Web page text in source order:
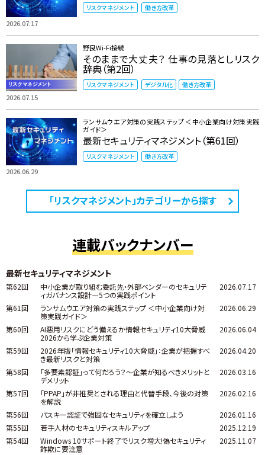
2026.07.17
リスクマネジメント 働き方改革
2026.07.15
野良Wi-Fi接続
そのままで大丈夫？ 仕事の見落としリスク
辞典（第2回）
リスクマネジメント デジタル化 働き方改革
2026.06.29
ランサムウエア対策の実践ステップ ＜中小企業向け対策実践
ガイド＞
最新セキュリティマネジメント（第61回）
リスクマネジメント 働き方改革
「リスクマネジメント」カテゴリーから探す
連載バックナンバー
最新セキュリティマネジメント
第62回
中小企業が取り組む委託先・外部ベンダーのセキュリテ
ィガバナンス設計―5つの実践ポイント
2026.07.17
第61回
ランサムウエア対策の実践ステップ ＜中小企業向け対
策実践ガイド＞
2026.06.29
第60回
AI悪用リスクにどう備えるか――情報セキュリティ10大脅威
2026から学ぶ企業対策
2026.06.04
第59回
2026年版「情報セキュリティ10大脅威」：企業が把握すべ
き最新リスクと対策
2026.04.20
第58回
「多要素認証」って何だろう？～企業が知るべきメリットと
デメリット
2026.03.16
第57回
「PPAP」が非推奨とされる理由と代替手段、今後の対策
を解説
2026.02.16
第56回 パスキー認証で強固なセキュリティを確立しよう
2026.01.16
第55回
若手人材のセキュリティスキルアップ
2025.12.19
第54回
Windows 10サポート終了でリスク増大!偽セキュリティ
詐欺に要注意
2025.11.07